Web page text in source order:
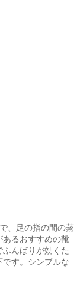
、足の指の間の蒸
あるおすすめの靴
んばりが効くた
す。シンプルな